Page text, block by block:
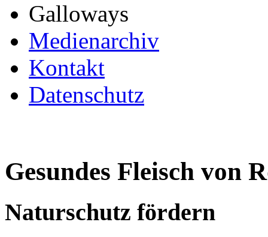
Galloways
Medienarchiv
Kontakt
Datenschutz
Gesundes Fleisch von
Naturschutz fördern